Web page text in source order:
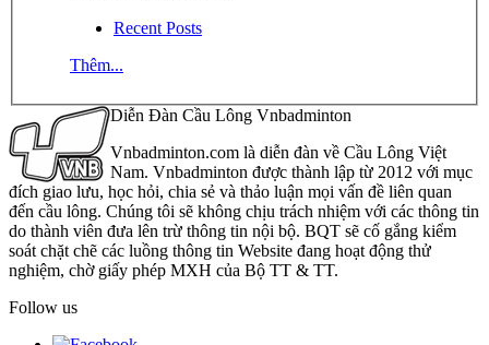
Recent Posts
Thêm...
Diễn Đàn Cầu Lông Vnbadminton
Vnbadminton.com là diễn đàn về Cầu Lông Việt
Nam. Vnbadminton được thành lập từ 2012 với mục
đích giao lưu, học hỏi, chia sẻ và thảo luận mọi vấn đề liên quan
đến cầu lông. Chúng tôi sẽ không chịu trách nhiệm với các thông tin
do thành viên đưa lên trừ thông tin nội bộ. BQT sẽ cố gắng kiểm
soát chặt chẽ các luồng thông tin Website đang hoạt động thử
nghiệm, chờ giấy phép MXH của Bộ TT & TT.
Follow us